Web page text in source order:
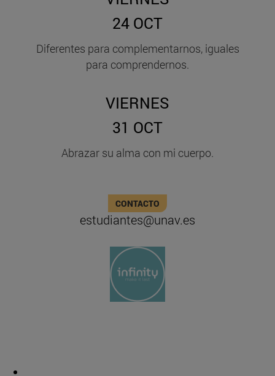
24 OCT
Diferentes para complementarnos, iguales
para comprendernos.
VIERNES
31 OCT
Abrazar su alma con mi cuerpo.
CONTACTO
estudiantes@unav.es